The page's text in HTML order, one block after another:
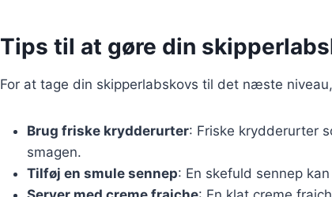
Tips til at gøre din
For at tage din skipperlabskovs til det næste
Brug friske krydderurter: Friske krydderurter
smagen.
Tilføj en smule sennep: En skefuld sennep